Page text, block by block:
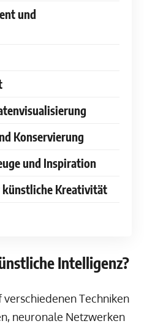
und
Konservierung
und Inspiration
künstliche Kreativität
Intelligenz?
Techniken
neuronale Netzwerken